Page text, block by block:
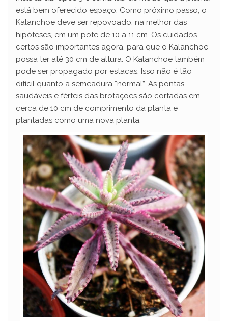
está bem oferecido espaço. Como próximo passo, o
Kalanchoe deve ser repovoado, na melhor das
hipóteses, em um pote de 10 a 11 cm. Os cuidados
certos são importantes agora, para que o Kalanchoe
possa ter até 30 cm de altura. O Kalanchoe também
pode ser propagado por estacas. Isso não é tão
difícil quanto a semeadura “normal”. As pontas
saudáveis ​​e férteis das brotações são cortadas em
cerca de 10 cm de comprimento da planta e
plantadas como uma nova planta.